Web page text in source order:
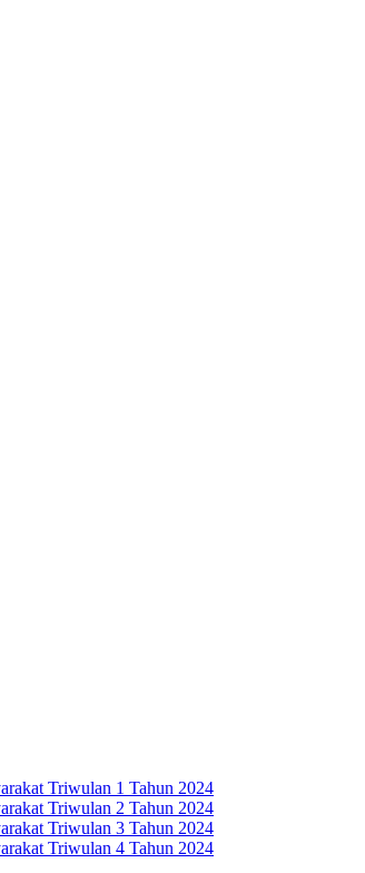
Triwulan 1 Tahun 2024
Triwulan 2 Tahun 2024
Triwulan 3 Tahun 2024
Triwulan 4 Tahun 2024